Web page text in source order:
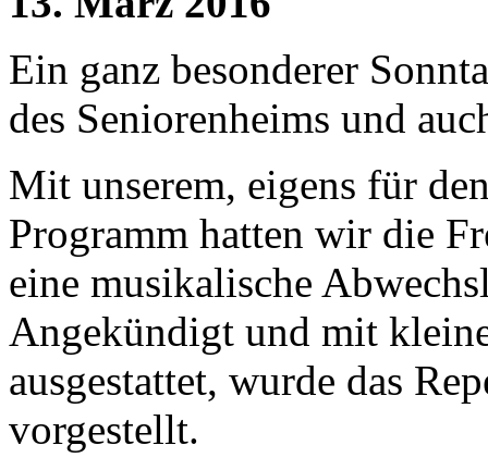
Ein ganz besonderer
des Seniorenheims und
Mit unserem, eigens für
Programm hatten wir die
eine musikalische
Angekündigt und mit
ausgestattet, wurde das
vorgestellt.